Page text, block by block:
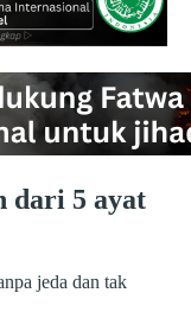
dari 5 ayat
jeda dan tak